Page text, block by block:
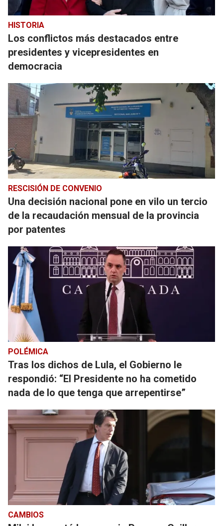
HISTORIA
Los conflictos más destacados entre
presidentes y vicepresidentes en
democracia
RESCISIÓN DE CONVENIO
Una decisión nacional pone en vilo un tercio
de la recaudación mensual de la provincia
por patentes
POLÉMICA
Tras los dichos de Lula, el Gobierno le
respondió: “El Presidente no ha cometido
nada de lo que tenga que arrepentirse”
CAMBIOS